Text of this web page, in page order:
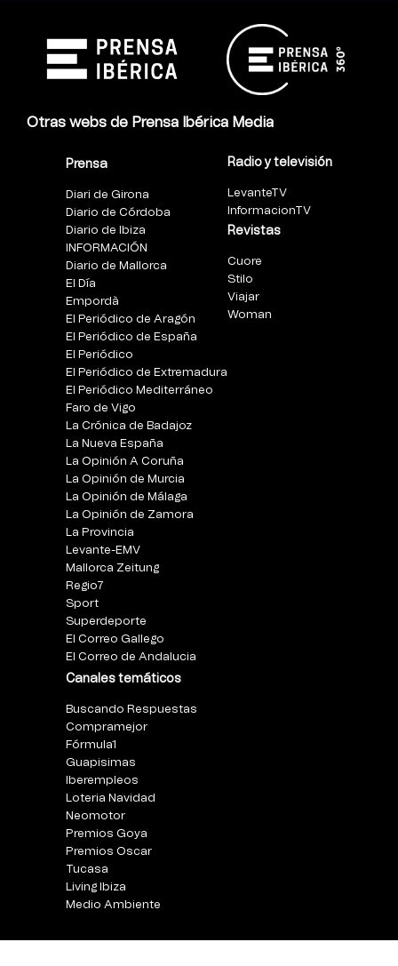
Otras webs de Prensa Ibérica Media
Prensa
Diari de Girona
Diario de Córdoba
Diario de Ibiza
INFORMACIÓN
Diario de Mallorca
El Día
Empordà
El Periódico de Aragón
El Periódico de España
El Periódico
El Periódico de Extremadura
El Periódico Mediterráneo
Faro de Vigo
La Crónica de Badajoz
La Nueva España
La Opinión A Coruña
La Opinión de Murcia
La Opinión de Málaga
La Opinión de Zamora
La Provincia
Levante-EMV
Mallorca Zeitung
Regio7
Sport
Superdeporte
El Correo Gallego
El Correo de Andalucia
Canales temáticos
Buscando Respuestas
Compramejor
Fórmula1
Guapisimas
Iberempleos
Loteria Navidad
Neomotor
Premios Goya
Premios Oscar
Tucasa
Living Ibiza
Medio Ambiente
Radio y televisión
LevanteTV
InformacionTV
Revistas
Cuore
Stilo
Viajar
Woman